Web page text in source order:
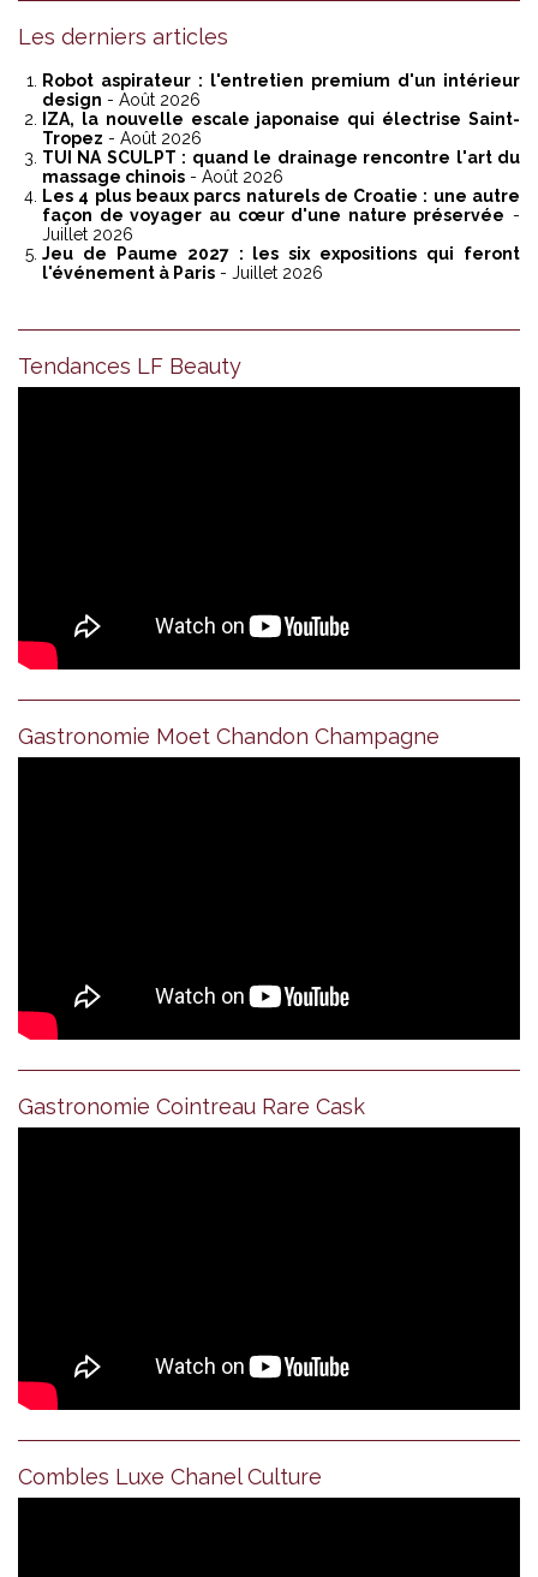
Les derniers articles
Robot aspirateur : l'entretien premium d'un intérieur
design - Août 2026
IZA, la nouvelle escale japonaise qui électrise Saint-
Tropez - Août 2026
TUI NA SCULPT : quand le drainage rencontre l'art du
massage chinois - Août 2026
Les 4 plus beaux parcs naturels de Croatie : une autre
façon de voyager au cœur d'une nature préservée -
Juillet 2026
Jeu de Paume 2027 : les six expositions qui feront
l'événement à Paris - Juillet 2026
Tendances LF Beauty
Gastronomie Moet Chandon Champagne
Gastronomie Cointreau Rare Cask
Combles Luxe Chanel Culture